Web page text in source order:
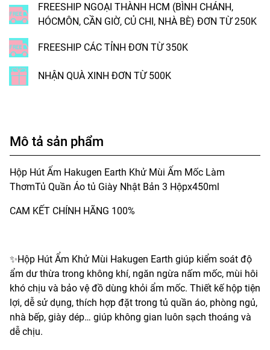
FREESHIP NGOẠI THÀNH HCM (BÌNH CHÁNH,
HÓCMÔN, CẦN GIỜ, CỦ CHI, NHÀ BÈ) ĐƠN TỪ 250K
FREESHIP CÁC TỈNH ĐƠN TỪ 350K
NHẬN QUÀ XINH ĐƠN TỪ 500K
Mô tả sản phẩm
Hộp Hút Ẩm Hakugen Earth Khử Mùi Ẩm Mốc Làm
ThơmTủ Quần Áo tủ Giày Nhật Bản 3 Hộpx450ml
CAM KẾT CHÍNH HÃNG 100%
✨Hộp Hút Ẩm Khử Mùi Hakugen Earth giúp kiểm soát độ
ẩm dư thừa trong không khí, ngăn ngừa nấm mốc, mùi hôi
khó chịu và bảo vệ đồ dùng khỏi ẩm mốc. Thiết kế hộp tiện
lợi, dễ sử dụng, thích hợp đặt trong tủ quần áo, phòng ngủ,
nhà bếp, giày dép… giúp không gian luôn sạch thoáng và
dễ chịu.